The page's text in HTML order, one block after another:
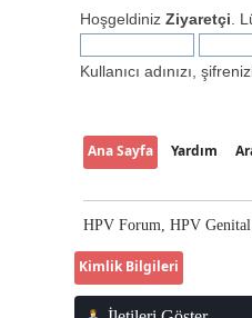
HoşgeldinizZiyaretçi .
Kullanıcı adınızı,
Ana Sayfa Yardım
HPV Forum, HPV
Kimlik Bilgileri